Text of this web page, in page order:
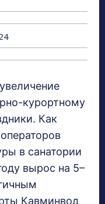
курортному
Как
в санатории
вырос на 5–
Кавминвод